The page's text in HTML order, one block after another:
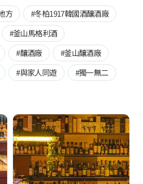
方
#冬柏1917韓國酒釀酒廠
#釜山馬格利酒
#釀酒廠
#釜山釀酒廠
#與家人同遊 #獨一無二